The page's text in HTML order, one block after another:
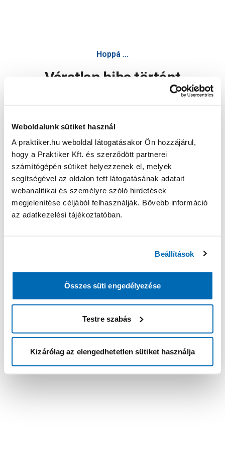
Weboldalunk sütiket használ
A praktiker.hu weboldal látogatásakor Ön hozzájárul,
hogy a Praktiker Kft. és szerződött partnerei
számítógépén sütiket helyezzenek el, melyek
segítségével az oldalon tett látogatásának adatait
webanalitikai és személyre szóló hirdetések
megjelenítése céljából felhasználják. Bővebb információ
az adatkezelési tájékoztatóban.
Beállítások
Összes süti engedélyezése
Testre szabás
Kizárólag az elengedhetetlen sütiket használja
Hoppá ...
Váratlan hiba történt
Oldal újratöltése